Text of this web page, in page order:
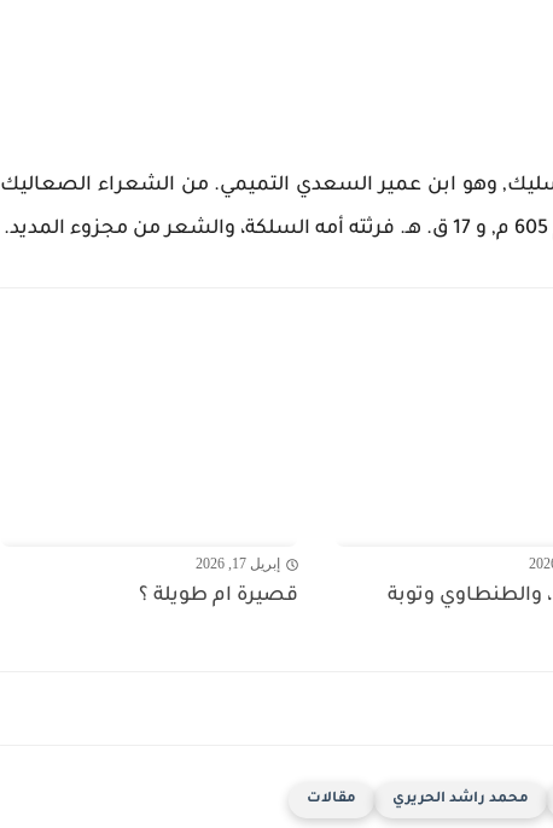
وهو ابن عمير السعدي التميمي. من الشعراء الصعاليك
، والطنطاوي وتوبة
إبريل 17, 2026
قصيرة ام طويلة ؟
محمد راشد الحريري مقالات